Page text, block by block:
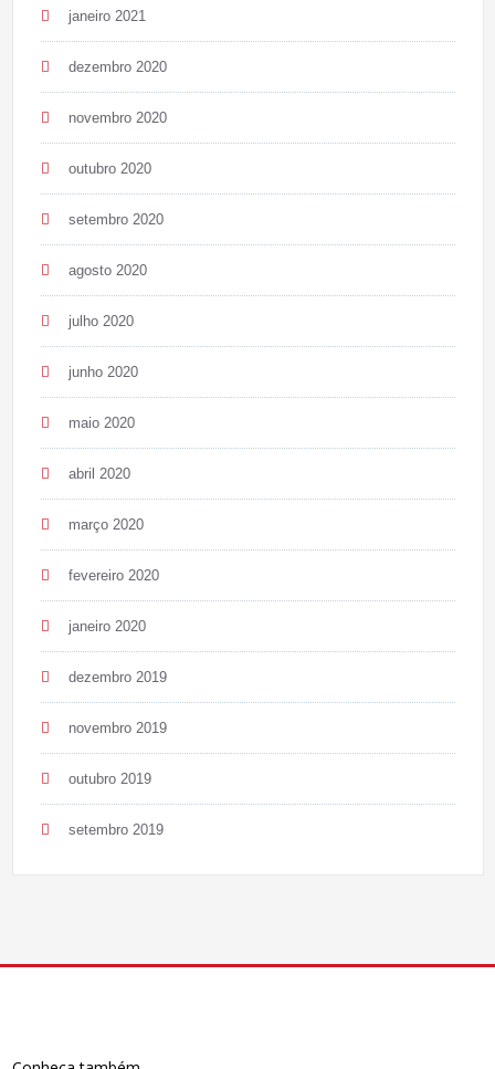
janeiro 2021
dezembro 2020
novembro 2020
outubro 2020
setembro 2020
agosto 2020
julho 2020
junho 2020
maio 2020
abril 2020
março 2020
fevereiro 2020
janeiro 2020
dezembro 2019
novembro 2019
outubro 2019
setembro 2019